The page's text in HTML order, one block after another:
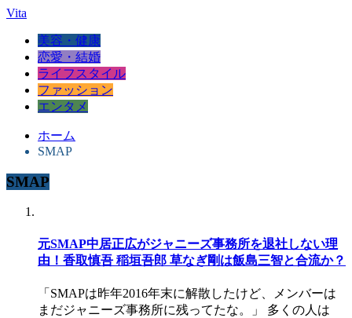
Vita
美容・健康
恋愛・結婚
ライフスタイル
ファッション
エンタメ
ホーム
SMAP
SMAP
元SMAP中居正広がジャニーズ事務所を退社しない理
由！香取慎吾 稲垣吾郎 草なぎ剛は飯島三智と合流か？
「SMAPは昨年2016年末に解散したけど、メンバーは
まだジャニーズ事務所に残ってたな。」 多くの人は